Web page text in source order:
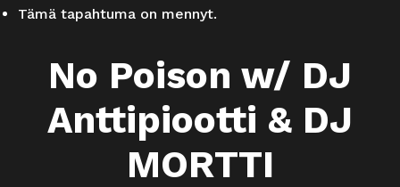
Tämä tapahtuma on mennyt.
No Poison w/ DJ
Anttipiootti & DJ
MORTTI